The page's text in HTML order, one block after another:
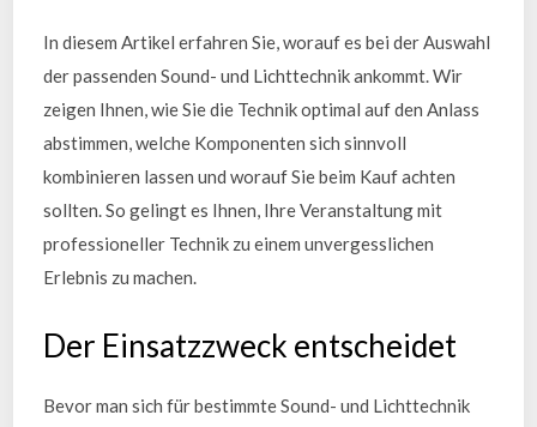
In diesem Artikel erfahren Sie, worauf es bei der Auswahl
der passenden Sound- und Lichttechnik ankommt. Wir
zeigen Ihnen, wie Sie die Technik optimal auf den Anlass
abstimmen, welche Komponenten sich sinnvoll
kombinieren lassen und worauf Sie beim Kauf achten
sollten. So gelingt es Ihnen, Ihre Veranstaltung mit
professioneller Technik zu einem unvergesslichen
Erlebnis zu machen.
Der Einsatzzweck entscheidet
Bevor man sich für bestimmte Sound- und Lichttechnik